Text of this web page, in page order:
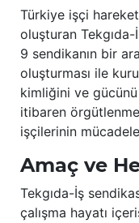
Türkiye işçi
oluşturan Tekgıda-
9 sendikanın bir
oluşturması ile
kimliğini ve gücünü
itibaren
işçilerinin
Amaç ve
Tekgıda-İş
çalışma hayatı